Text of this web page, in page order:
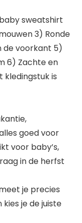
sweatshirt
3) Ronde
de voorkant 5)
6) Zachte en
is
goed voor
voor baby’s,
in de herfst
je precies
je de juiste